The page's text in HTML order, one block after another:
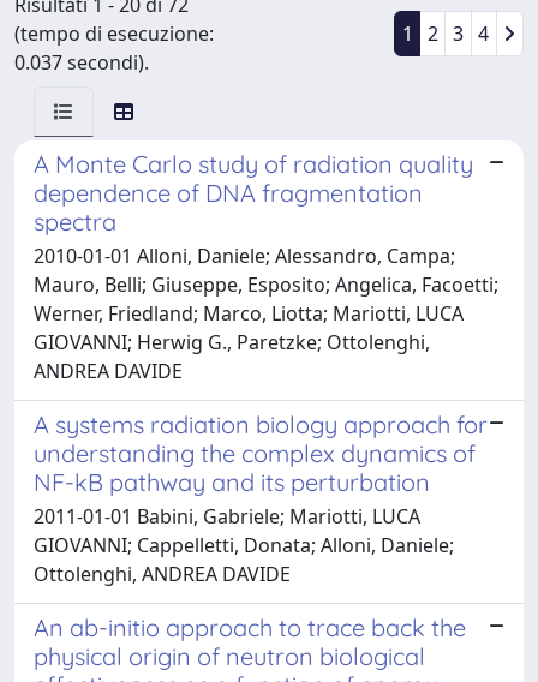
(tempo di esecuzione:
0.037 secondi).
1 2 3 4
A Monte Carlo study of radiation quality
dependence of DNA fragmentation
spectra
2010-01-01 Alloni, Daniele; Alessandro, Campa;
Mauro, Belli; Giuseppe, Esposito; Angelica, Facoetti;
Werner, Friedland; Marco, Liotta; Mariotti, LUCA
GIOVANNI; Herwig G., Paretzke; Ottolenghi,
ANDREA DAVIDE
A systems radiation biology approach for
understanding the complex dynamics of
NF-kB pathway and its perturbation
2011-01-01 Babini, Gabriele; Mariotti, LUCA
GIOVANNI; Cappelletti, Donata; Alloni, Daniele;
Ottolenghi, ANDREA DAVIDE
An ab-initio approach to trace back the
physical origin of neutron biological